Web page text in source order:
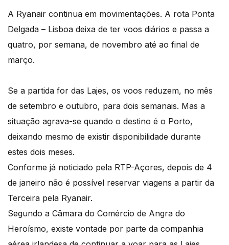
A Ryanair continua em movimentações. A rota Ponta
Delgada – Lisboa deixa de ter voos diários e passa a
quatro, por semana, de novembro até ao final de
março.
Se a partida for das Lajes, os voos reduzem, no mês
de setembro e outubro, para dois semanais. Mas a
situação agrava-se quando o destino é o Porto,
deixando mesmo de existir disponibilidade durante
estes dois meses.
Conforme já noticiado pela RTP-Açores, depois de 4
de janeiro não é possível reservar viagens a partir da
Terceira pela Ryanair.
Segundo a Câmara do Comércio de Angra do
Heroísmo, existe vontade por parte da companhia